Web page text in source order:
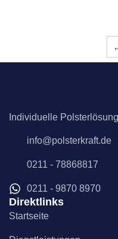
Individuelle
info@polsterkraft.de
0211 - 78868817
0211 - 9870 8970
Direktlinks
Startseite